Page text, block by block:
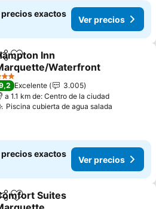
exactos
Ver precios
Agregar a favoritos
Inn
Waterfront
Excelente
3.005
a 1.1 km de: Centro de la ciudad
Piscina cubierta de agua salada
exactos
Ver precios
Agregar a favoritos
Suites